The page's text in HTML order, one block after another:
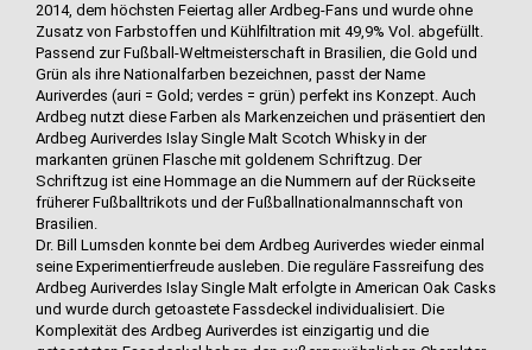
2014, dem höchsten Feiertag aller Ardbeg-Fans und wurde ohne
Zusatz von Farbstoffen und Kühlfiltration mit 49,9% Vol. abgefüllt.
Passend zur Fußball-Weltmeisterschaft in Brasilien, die Gold und
Grün als ihre Nationalfarben bezeichnen, passt der Name
Auriverdes (auri = Gold; verdes = grün) perfekt ins Konzept. Auch
Ardbeg nutzt diese Farben als Markenzeichen und präsentiert den
Ardbeg Auriverdes Islay Single Malt Scotch Whisky in der
markanten grünen Flasche mit goldenem Schriftzug. Der
Schriftzug ist eine Hommage an die Nummern auf der Rückseite
früherer Fußballtrikots und der Fußballnationalmannschaft von
Brasilien.
Dr. Bill Lumsden konnte bei dem Ardbeg Auriverdes wieder einmal
seine Experimentierfreude ausleben. Die reguläre Fassreifung des
Ardbeg Auriverdes Islay Single Malt erfolgte in American Oak Casks
und wurde durch getoastete Fassdeckel individualisiert. Die
Komplexität des Ardbeg Auriverdes ist einzigartig und die